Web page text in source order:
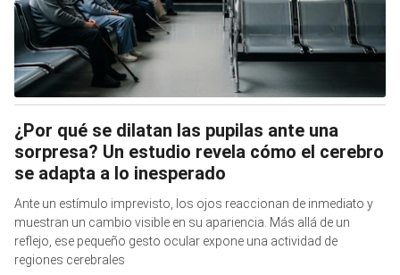
¿Por qué se dilatan las pupilas ante una
sorpresa? Un estudio revela cómo el cerebro
se adapta a lo inesperado
Ante un estímulo imprevisto, los ojos reaccionan de inmediato y
muestran un cambio visible en su apariencia. Más allá de un
reflejo, ese pequeño gesto ocular expone una actividad de
regiones cerebrales